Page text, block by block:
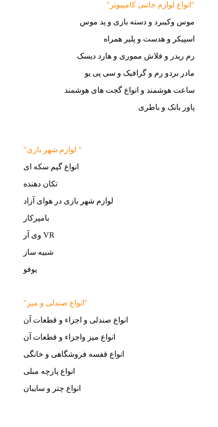
"انواع لوازم جانبی کامپیوتر"
موس وکیبرد و دسته بازی و پد موس
اسپیکر و هدست و پلیر همراه
رم ریدر و فلاش مموری و هارد دیسک
مادر بردو رم و گرافیک و سی پی یو
ساعت هوشمند و انواع گجت های هوشمند
پاور بانک و باطری
"لوازم شهر بازی "
انواع گیم سکه ای
تکان دهنده
لوازم شهر بازی در هوای آزاد
بامپرکار
وی آر VR
شبیه ساز
یوفو
"انواع صندلی و میز"
انواع صندلی و اجزاء و قطعات آن
انواع میز واجزاء و قطعات آن
انواع قفسه فروشگاهی و خانگی
انواع پارچه مبلی
انواع چتر و سایبان